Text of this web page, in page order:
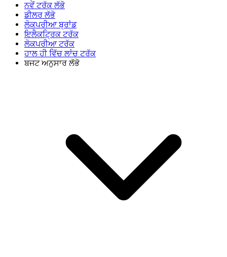
ਨਵੇਂ ਟਰੱਕ ਲੱਭੋ
ਡੀਲਰ ਲੱਭੋ
ਲੋਕਪਰੀਆ ਬ੍ਰਾਂਡ
ਇਲੈਕਟ੍ਰਿਕ ਟਰੱਕ
ਲੋਕਪਰੀਆ ਟਰੱਕ
ਹਾਲ ਹੀ ਵਿੱਚ ਲਾਂਚ ਟਰੱਕ
ਬਜਟ ਅਨੁਸਾਰ ਲੱਭੋ